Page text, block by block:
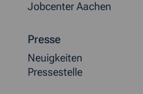
Jobcenter Aachen
Presse
Neuigkeiten
Pressestelle